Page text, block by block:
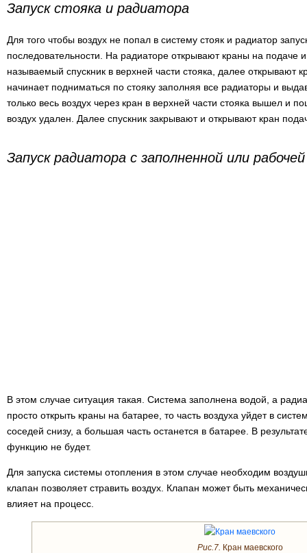
Запуск стояка и радиатора
Для того чтобы воздух не попал в систему стояк и радиатор
последовательности. На радиаторе открывают краны на подаче
называемый спускник в верхней части стояка, далее открывают
начинает подниматься по стояку заполняя все радиаторы и
только весь воздух через кран в верхней части стояка вышел и
воздух удален. Далее спускник закрывают и открывают кран
Запуск радиатора с заполненной или
В этом случае ситуация такая. Система заполнена водой, а
просто открыть краны на батарее, то часть воздуха уйдет в
соседей снизу, а большая часть останется в батарее. В
функцию не будет.
Для запуска системы отопления в этом случае необходим
клапан позволяет стравить воздух. Клапан может быть
влияет на процесс.
Рис.7. Кран маевского